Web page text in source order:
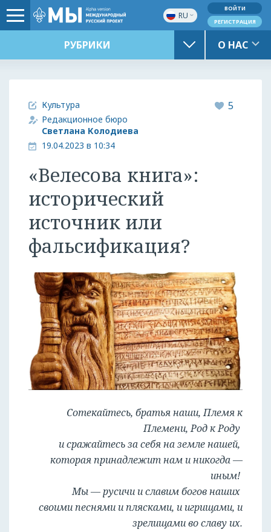
RU
ВОЙТИ
РЕГИСТРАЦИЯ
РУБРИКИ О НАС
Культура
Редакционное бюро
Светлана Колодиева
19.04.2023 в 10:34
5
«Велесова книга»:
исторический
источник или
фальсификация?
Сотекайтесь, братья наши, Племя к
Племени, Род к Роду
и сражайтесь за себя на земле нашей,
которая принадлежит нам и никогда —
иным!
Мы — русичи и славим богов наших
своими песнями и плясками, и игрищами, и
зрелищами во славу их.